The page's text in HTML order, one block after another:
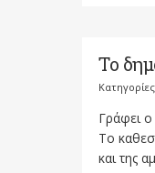
Το
Γράφει
Το
και της